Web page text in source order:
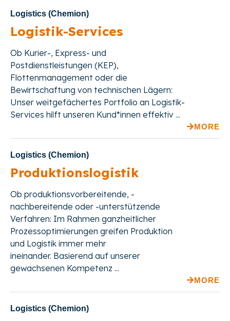
Logistics (Chemion)
Logistik-Services
Ob Kurier-, Express- und
Postdienstleistungen (KEP),
Flottenmanagement oder die
Bewirtschaftung von technischen Lägern:
Unser weitgefächertes Portfolio an Logistik-
Services hilft unseren Kund*innen effektiv ...
MORE
Logistics (Chemion)
Produktionslogistik
Ob produktionsvorbereitende, -
nachbereitende oder -unterstützende
Verfahren: Im Rahmen ganzheitlicher
Prozessoptimierungen greifen Produktion
und Logistik immer mehr
ineinander. Basierend auf unserer
gewachsenen Kompetenz ...
MORE
Logistics (Chemion)